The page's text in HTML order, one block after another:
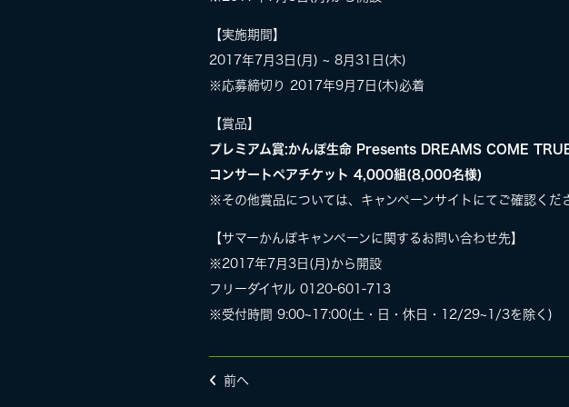
【実施期間】
2017年7月3日(月) ~ 8月31日(木)
※応募締切り 2017年9月7日(木)必着
【賞品】
プレミアム賞:かんぽ生命 Presents DREAMS COME
コンサートペアチケット 4,000組(8,000名様)
※その他賞品については、キャンペーンサイトにてご確認くだ
【サマーかんぽキャンペーンに関するお問い合わせ先】
※2017年7月3日(月)から開設
フリーダイヤル 0120-601-713
※受付時間 9:00~17:00(土・日・休日・12/29~1/3を除く)
前へ